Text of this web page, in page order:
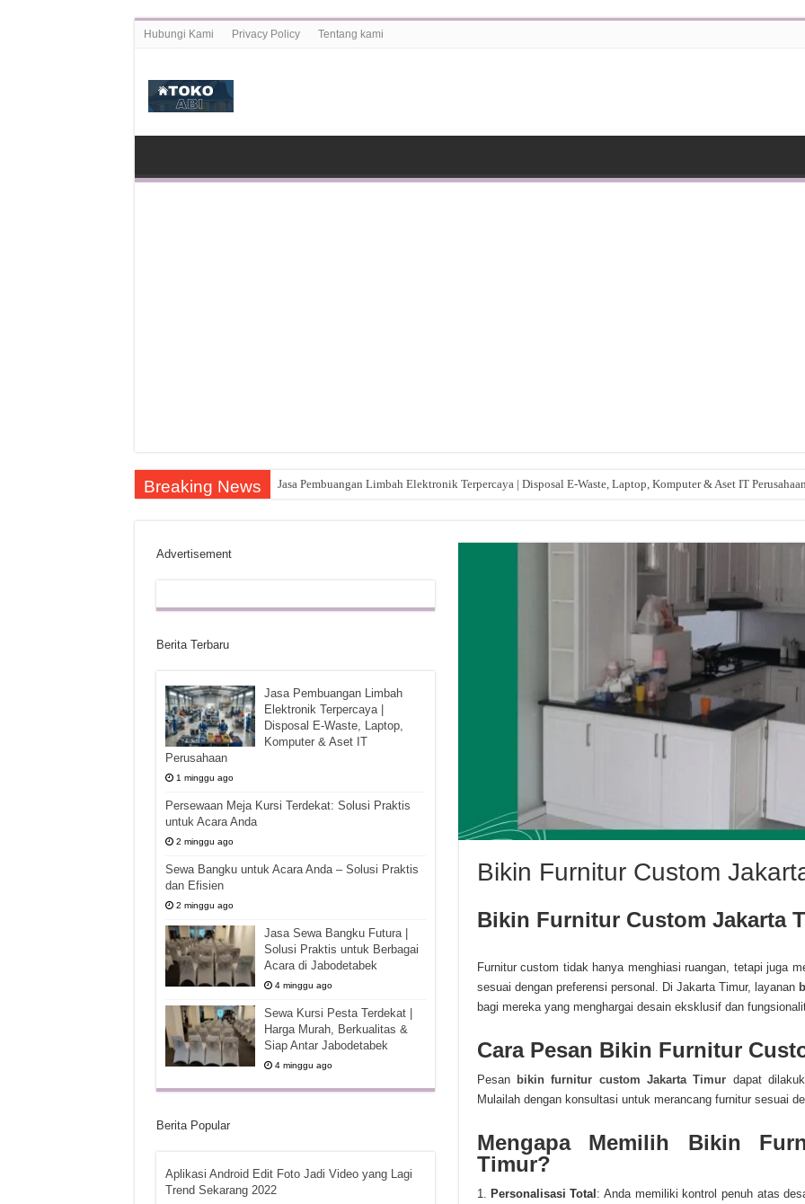
Hubungi Kami Privacy Policy Tentang kami
Breaking News Jasa Pembuangan Limbah Elektronik Terpercaya | Disposal E-Waste, Laptop, Komputer & Aset IT
Bikin Furnitur Custom
Bikin Furnitur Custom Jakarta
Furnitur custom tidak hanya menghiasi ruangan, tetapi juga
sesuai dengan preferensi personal. Di Jakarta Timur, layanan
bagi mereka yang menghargai desain eksklusif dan
Cara Pesan Bikin Furnitur
Pesan bikin furnitur custom Jakarta Timur dapat
Mulailah dengan konsultasi untuk merancang furnitur sesuai
Mengapa Memilih Bikin
Timur?
Personalisasi Total : Anda memiliki kontrol penuh atas
Advertisement
Berita Terbaru
Jasa Pembuangan Limbah
Elektronik Terpercaya |
Disposal E-Waste, Laptop,
Komputer & Aset IT
Perusahaan
1 minggu ago
Persewaan Meja Kursi Terdekat: Solusi Praktis
untuk Acara Anda
2 minggu ago
Sewa Bangku untuk Acara Anda – Solusi Praktis
dan Efisien
2 minggu ago
Jasa Sewa Bangku Futura |
Solusi Praktis untuk Berbagai
Acara di Jabodetabek
4 minggu ago
Sewa Kursi Pesta Terdekat |
Harga Murah, Berkualitas &
Siap Antar Jabodetabek
4 minggu ago
Berita Popular
Aplikasi Android Edit Foto Jadi Video yang Lagi
Trend Sekarang 2022